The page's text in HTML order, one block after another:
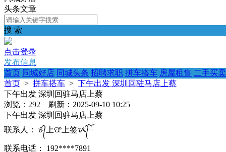
头条文章
搜 索
点击登录
发布信息
首页 同城好店 同城头条 招聘求职 拼车搭车 房屋租售 二手买卖
首页 > 拼车搭车 > 下午出发 深圳回驻马店上蔡
下午出发 深圳回驻马店上蔡
浏览：292 刷新：2025-09-10 10:25
下午出发 深圳回驻马店上蔡
联系人：
୫᭄上ଫ上签ᝰ᭄ོ
联系电话： 192****7891